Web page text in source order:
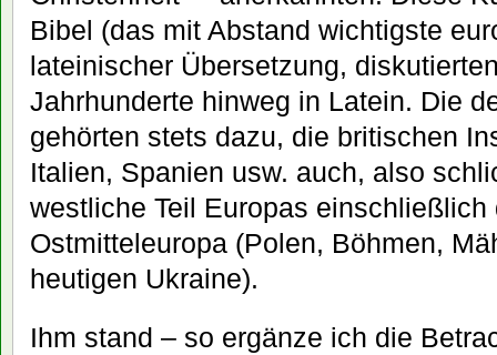
Bibel (das mit Abstand wichtigste
lateinischer Übersetzung,
Jahrhunderte hinweg in Latein. Die
gehörten stets dazu, die britischen
Italien, Spanien usw. auch, also
westliche Teil Europas
Ostmitteleuropa (Polen, Böhmen,
heutigen Ukraine).
Ihm stand – so ergänze ich die